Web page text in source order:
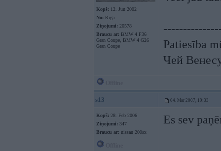
Kopš: 12. Jun 2002
No: Rīga
Ziņojumi: 20578
Braucu ar: BMW 4 F36
Gran Coupe, BMW 4 G26
Gran Coupe
Patiesība
Чей
s13 04. Mar 2007, 19:33
Kopš: 28. Feb 2006
Ziņojumi: 347
Braucu ar: nissan 200sx
Es sev